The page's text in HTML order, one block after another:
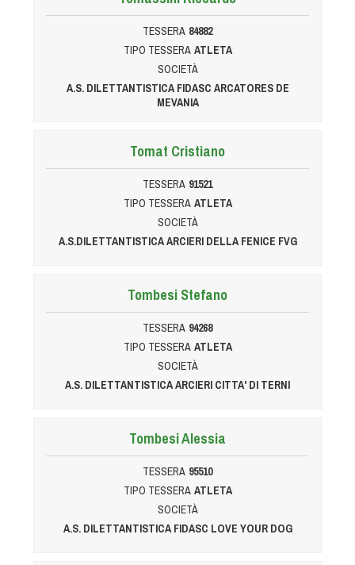
TESSERA 84882
TIPO TESSERA ATLETA
SOCIETÀ
A.S. DILETTANTISTICA FIDASC ARCATORES DE
MEVANIA
Tomat Cristiano
TESSERA 91521
TIPO TESSERA ATLETA
SOCIETÀ
A.S.DILETTANTISTICA ARCIERI DELLA FENICE FVG
Tombesi Stefano
TESSERA 94268
TIPO TESSERA ATLETA
SOCIETÀ
A.S. DILETTANTISTICA ARCIERI CITTA' DI TERNI
Tombesi Alessia
TESSERA 95510
TIPO TESSERA ATLETA
SOCIETÀ
A.S. DILETTANTISTICA FIDASC LOVE YOUR DOG
Retriever Sport
Ricerca Tartufo
Sheepdog
Sport acquatici
Treibball
Freestyle
Protezione civile Sportiva
Cinofilia Venatoria